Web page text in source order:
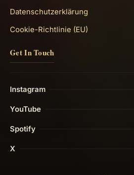
Datenschutzerklärung
Cookie-Richtlinie (EU)
Get In Touch
Instagram
YouTube
Spotify
X